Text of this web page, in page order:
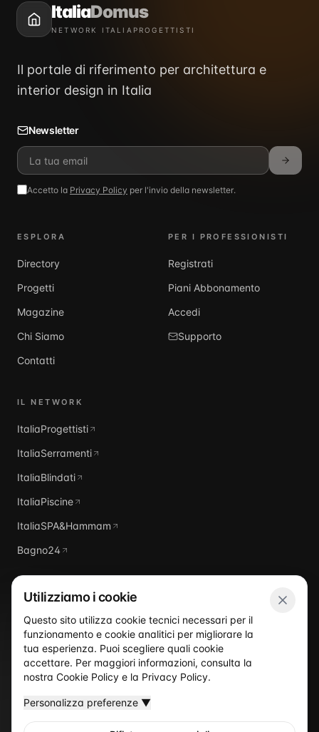
ItaliaDomus
NETWORK ITALIAPROGETTISTI
Il portale di riferimento per architettura e
interior design in Italia
Newsletter
Accetto la Privacy Policy per l'invio della newsletter.
ESPLORA
Directory
Progetti
Magazine
Chi Siamo
Contatti
PER I PROFESSIONISTI
Registrati
Piani Abbonamento
Accedi
Supporto
IL NETWORK
ItaliaProgettisti
ItaliaSerramenti
ItaliaBlindati
ItaliaPiscine
ItaliaSPA&Hammam
Bagno24
ItaliaDomus
Utilizziamo i cookie
Questo sito utilizza cookie tecnici necessari per il
funzionamento e cookie analitici per migliorare la
tua esperienza. Puoi scegliere quali cookie
accettare. Per maggiori informazioni, consulta la
nostra Cookie Policy e la Privacy Policy.
Personalizza preferenze ▼